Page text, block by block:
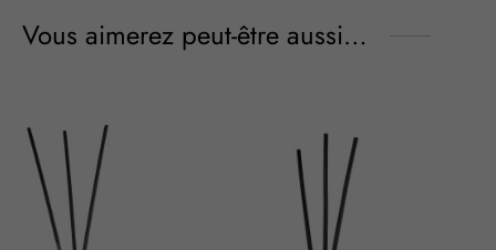
Vous aimerez peut-être aussi…